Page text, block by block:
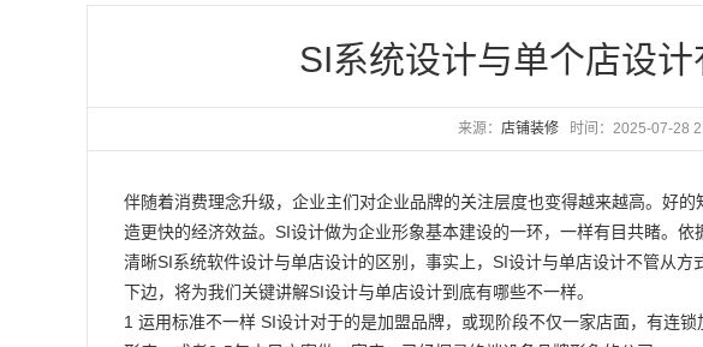
SI系统设计与单个店设
来源： 店铺装修 时间： 2025-07-28
伴随着消费理念升级，企业主们对企业品牌的关注层度也变得越来越高。好
造更快的经济效益。SI设计做为企业形象基本建设的一环，一样有目共睹。
清晰SI系统软件设计与单店设计的区别，事实上，SI设计与单店设计不管从方
下边，将为我们关键讲解SI设计与单店设计到底有哪些不一样。
1 运用标准不一样 SI设计对于的是加盟品牌，或现阶段不仅一家店面，有连